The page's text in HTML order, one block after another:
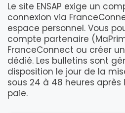
Le site ENSAP exige un
connexion via
espace personnel. Vous
compte partenaire
FranceConnect ou créer un
dédié. Les bulletins sont
disposition le jour de la
sous 24 à 48 heures après
paie.